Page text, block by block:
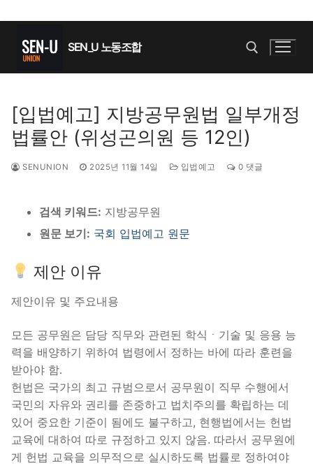
SEN_U 노동조합
[입법예고] 지방공무원법 일부개정
법률안 (위성곤의원 등 12인)
SENUNION 2025년 11월 14일 입법예고 0 댓글
검색 키워드: 지방공무원
원문 보기: 국회 입법예고 원문
제안 이유
제안이유 및 주요내용
모든 공무원은 담당 직무와 관련된 학식ㆍ기술 및 응용 능
력을 배양하기 위하여 법령에서 정하는 바에 따라 훈련을
받아야 함.
헌법은 국가의 최고 규범으로서 공무원이 직무 수행에서
국민의 자유와 권리를 존중하고 법치주의를 확립하는 데
있어 중요한 기준이 됨에도 불구하고, 현행법에서는 헌법
교육에 대하여 따로 규정하고 있지 않음. 따라서 공무원에
게 헌법 교육을 의무적으로 실시하도록 법률로 정하여야